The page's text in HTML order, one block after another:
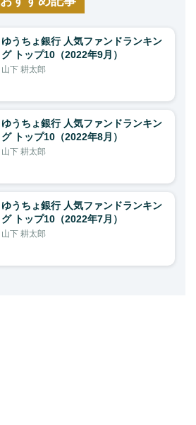
ゆうちょ銀行 人気ファンドランキン
グ トップ10（2022年9月）
山下 耕太郎
ゆうちょ銀行 人気ファンドランキン
グ トップ10（2022年8月）
山下 耕太郎
ゆうちょ銀行 人気ファンドランキン
グ トップ10（2022年7月）
山下 耕太郎